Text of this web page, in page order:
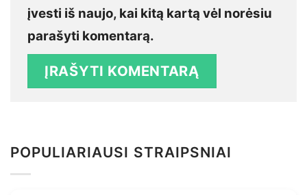
įvesti iš naujo, kai kitą kartą vėl norėsiu
parašyti komentarą.
POPULIARIAUSI STRAIPSNIAI